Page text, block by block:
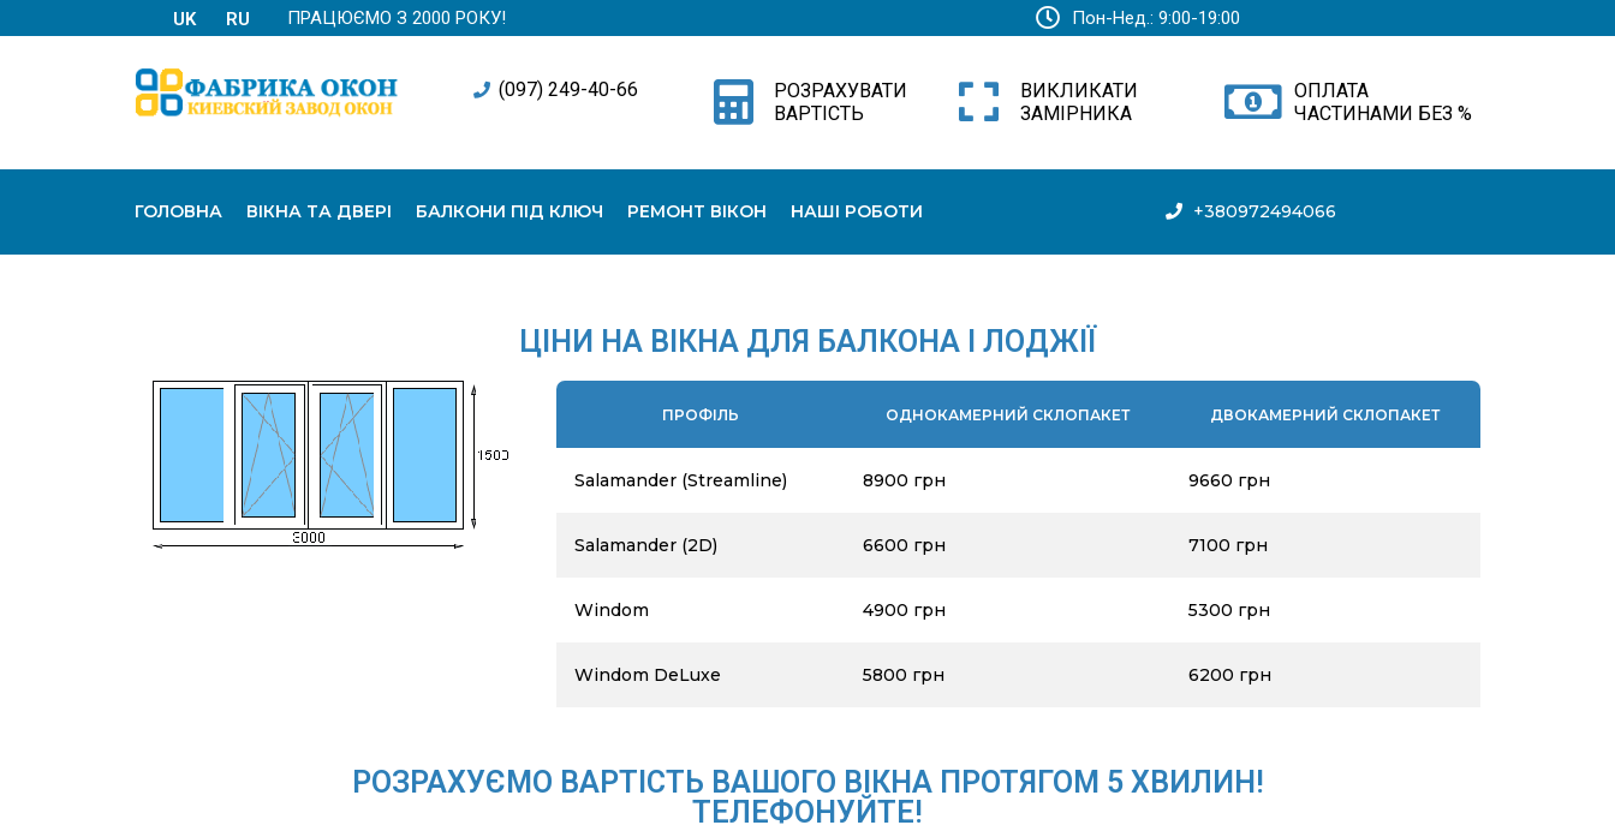
UK RU ПРАЦЮЄМО З 2000 РОКУ! Пон-Нед.: 9:00-19:00
(097) 249-40-66
РОЗРАХУВАТИ
ВАРТІСТЬ
ВИКЛИКАТИ
ЗАМІРНИКА
ОПЛАТА
ЧАСТИНАМИ БЕЗ %
ГОЛОВНА ВІКНА ТА ДВЕРІ БАЛКОНИ ПІД КЛЮЧ РЕМОНТ ВІКОН НАШІ РОБОТИ +380972494066
ЦІНИ НА ВІКНА ДЛЯ БАЛКОНА І ЛОДЖІЇ
ПРОФІЛЬ ОДНОКАМЕРНИЙ СКЛОПАКЕТ ДВОКАМЕРНИЙ СКЛОПАКЕТ
Salamander (Streamline) 8900 грн 9660 грн
Salamander (2D) 6600 грн 7100 грн
Windom 4900 грн 5300 грн
Windom DeLuxe 5800 грн 6200 грн
РОЗРАХУЄМО ВАРТІСТЬ ВАШОГО ВІКНА ПРОТЯГОМ 5 ХВИЛИН!
ТЕЛЕФОНУЙТЕ!